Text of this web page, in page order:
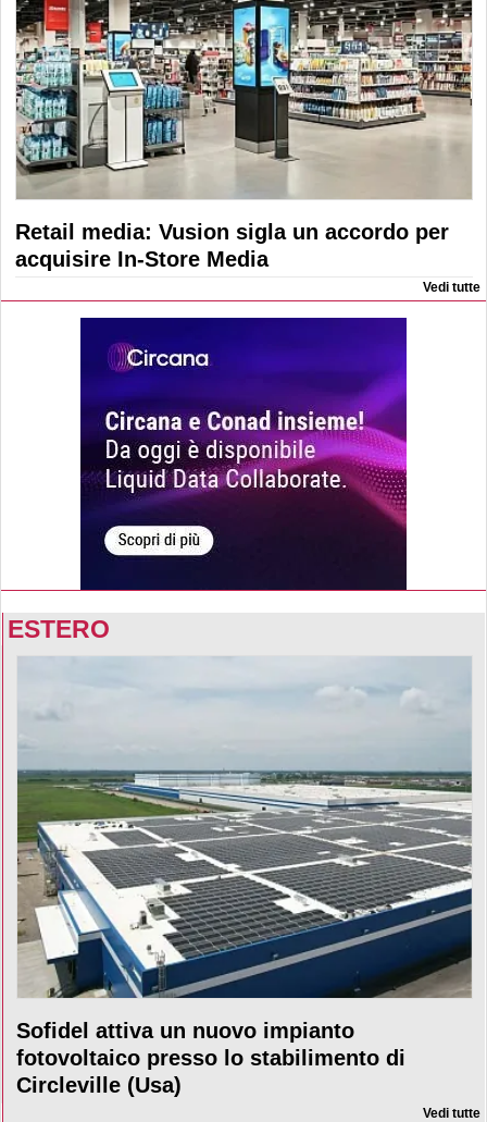
Retail media: Vusion sigla un accordo per
acquisire In-Store Media
Vedi tutte
ESTERO
Sofidel attiva un nuovo impianto
fotovoltaico presso lo stabilimento di
Circleville (Usa)
Vedi tutte